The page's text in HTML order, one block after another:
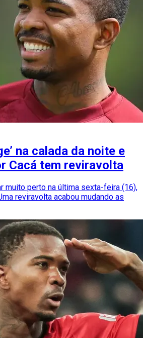
na calada da noite e
Cacá tem reviravolta
muito perto na última sexta-feira (16),
reviravolta acabou mudando as